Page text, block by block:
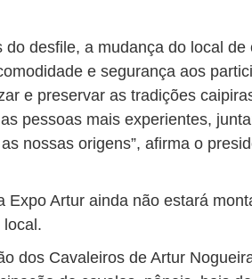
desfile, a mudança do local de
e segurança aos
e preservar as tradições
pessoas mais experientes,
nossas origens”, afirma o
Expo Artur ainda não estará
local.
dos Cavaleiros de Artur